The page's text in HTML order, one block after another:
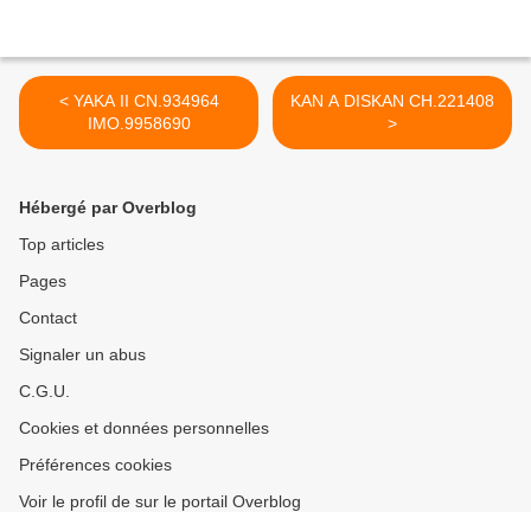
< YAKA II CN.934964
IMO.9958690
KAN A DISKAN CH.221408
>
Hébergé par Overblog
Top articles
Pages
Contact
Signaler un abus
C.G.U.
Cookies et données personnelles
Préférences cookies
Voir le profil de sur le portail Overblog